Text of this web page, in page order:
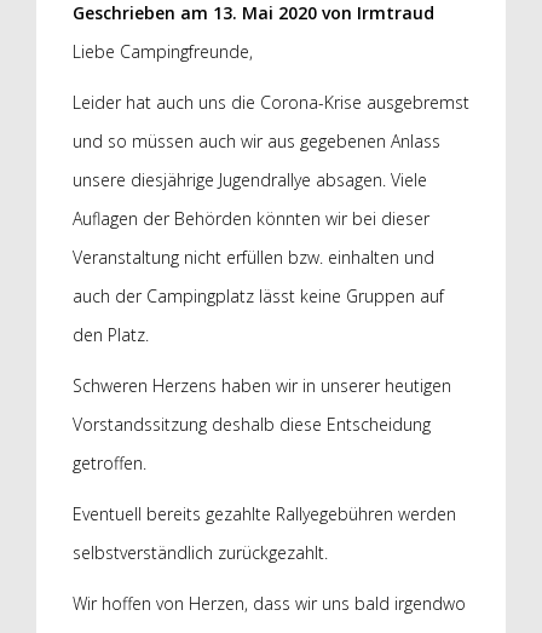
Geschrieben am 13. Mai 2020 von Irmtraud
Liebe Campingfreunde,
Leider hat auch uns die Corona-Krise ausgebremst
und so müssen auch wir aus gegebenen Anlass
unsere diesjährige Jugendrallye absagen. Viele
Auflagen der Behörden könnten wir bei dieser
Veranstaltung nicht erfüllen bzw. einhalten und
auch der Campingplatz lässt keine Gruppen auf
den Platz.
Schweren Herzens haben wir in unserer heutigen
Vorstandssitzung deshalb diese Entscheidung
getroffen.
Eventuell bereits gezahlte Rallyegebühren werden
selbstverständlich zurückgezahlt.
Wir hoffen von Herzen, dass wir uns bald irgendwo